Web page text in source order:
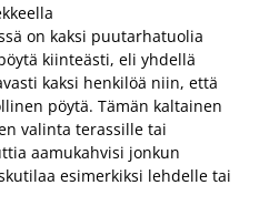
on kaksi puutarhatuolia
kiinteästi, eli yhdellä
kaksi henkilöä niin, että
pöytä. Tämän kaltainen
valinta terassille tai
aamukahvisi jonkun
esimerkiksi lehdelle tai